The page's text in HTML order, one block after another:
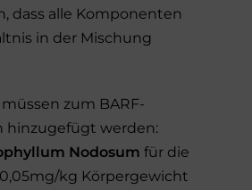
dass alle Komponenten
in der Mischung
zum BARF-
hinzugefügt werden:
Nodosum für die
kg Körpergewicht